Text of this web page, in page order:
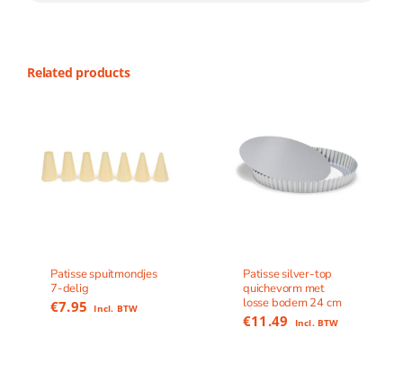
Related products
Patisse spuitmondjes
7-delig
€7.95 Incl. BTW
Patisse silver-top
quichevorm met
losse bodem 24 cm
€11.49 Incl. BTW